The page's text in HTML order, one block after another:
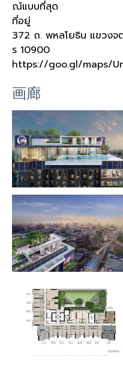
ณ์แบบที่สุด
ที่อยู่
372 ถ. พหลโยธิน แขวงจ
ร 10900
https://goo.gl/maps/
画廊